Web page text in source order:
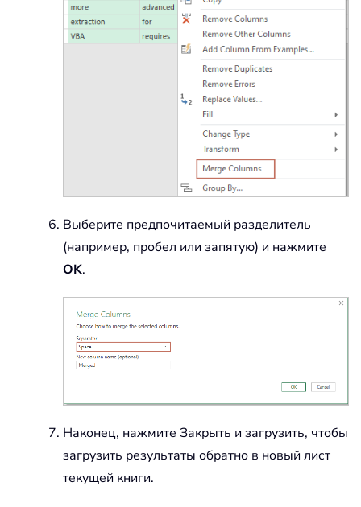
Выберите предпочитаемый разделитель
(например, пробел или запятую) и нажмите
OK.
Наконец, нажмите Закрыть и загрузить, чтобы
загрузить результаты обратно в новый лист
текущей книги.